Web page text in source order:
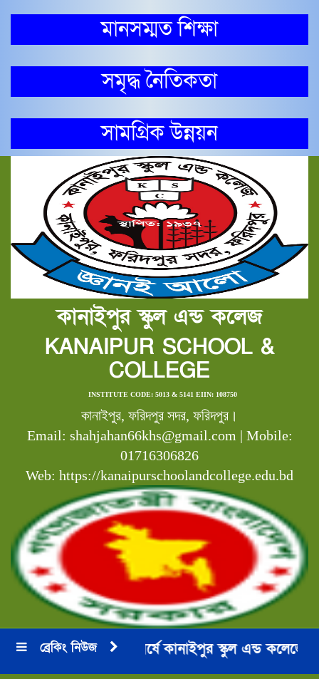
মানসম্মত শিক্ষা
সমৃদ্ধ নৈতিকতা
সামগ্রিক উন্নয়ন
কানাইপুর স্কুল এন্ড কলেজ
KANAIPUR SCHOOL &
COLLEGE
INSTITUTE CODE: 5013 & 5141 EIIN: 108750
কানাইপুর, ফরিদপুর সদর, ফরিদপুর।
Email: shahjahan66khs@gmail.com | Mobile:
01716306826
Web: https://kanaipurschoolandcollege.edu.bd
ব্রেকিং নিউজ
২০২৪-২০২৫ শিক্ষা বর্ষে কানাইপুর স্কুল এন্ড কলেজের